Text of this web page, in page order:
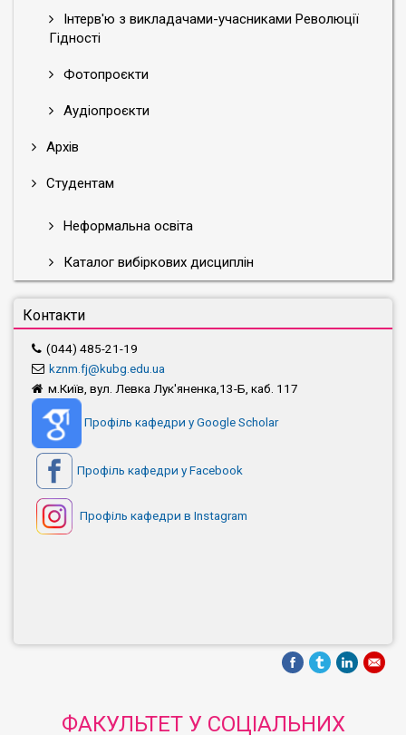
Інтерв'ю з викладачами-учасниками Революції
Гідності
Фотопроєкти
Аудіопроєкти
Архів
Студентам
Неформальна освіта
Каталог вибіркових дисциплін
Контакти
(044) 485-21-19
kznm.fj@kubg.edu.ua
м.Київ, вул. Левка Лук'яненка,13-Б, каб. 117
Профіль кафедри у Google Scholar
Профіль кафедри у Facebook
Профіль кафедри в Instagram
ФАКУЛЬТЕТ У СОЦІАЛЬНИХ